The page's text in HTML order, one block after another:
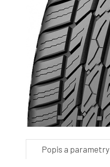
Popis a parametry